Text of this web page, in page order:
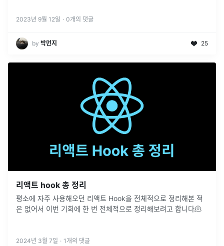
2023년 9월 12일 · 0개의 댓글
by 박먼지 25
리액트 hook 총 정리
평소에 자주 사용해오던 리액트 Hook을 전체적으로 정리해본 적
은 없어서 이번 기회에 한 번 전체적으로 정리해보려고 합니다🫠
2024년 3월 7일 · 1 개의 댓글